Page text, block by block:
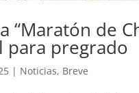
“Maratón de
para pregrado
| Noticias, Breve